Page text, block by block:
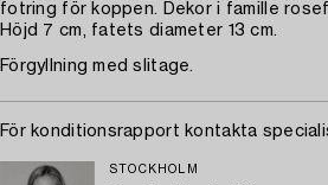
fotring för koppen. Dekor i famille
Höjd 7 cm, fatets diameter 13 cm.
Förgyllning med slitage.
För konditionsrapport kontakta
STOCKHOLM